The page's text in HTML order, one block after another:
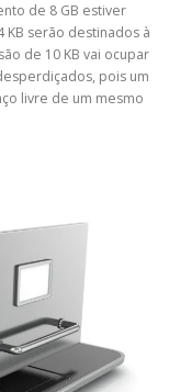
de 8 GB estiver
KB serão destinados à
de 10 KB vai ocupar
pois um
livre de um mesmo